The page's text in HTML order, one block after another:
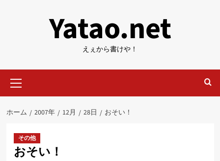
Yatao.net
えぇから書けや！
イ
ン
ニ
ー
ホーム 2007年 12月 28日 おそい！
その他
おそい！